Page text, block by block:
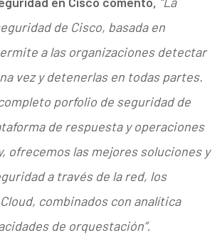
de Cisco, basada en
a las organizaciones detectar
vez y detenerlas en todas partes.
porfolio de seguridad de
de respuesta y operaciones
ofrecemos las mejores soluciones y
a través de la red, los
combinados con analítica
de orquestación”.